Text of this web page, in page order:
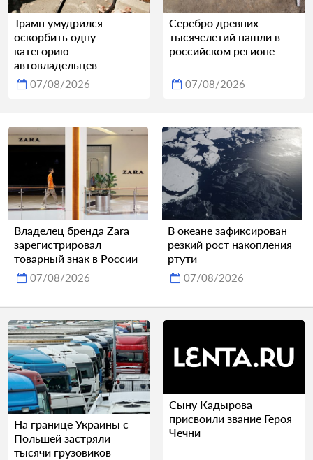
Трамп умудрился
оскорбить одну
категорию
автовладельцев
07/08/2026
Серебро древних
тысячелетий нашли в
российском регионе
07/08/2026
Владелец бренда Zara
зарегистрировал
товарный знак в России
07/08/2026
В океане зафиксирован
резкий рост накопления
ртути
07/08/2026
На границе Украины с
Польшей застряли
тысячи грузовиков
Сыну Кадырова
присвоили звание Героя
Чечни